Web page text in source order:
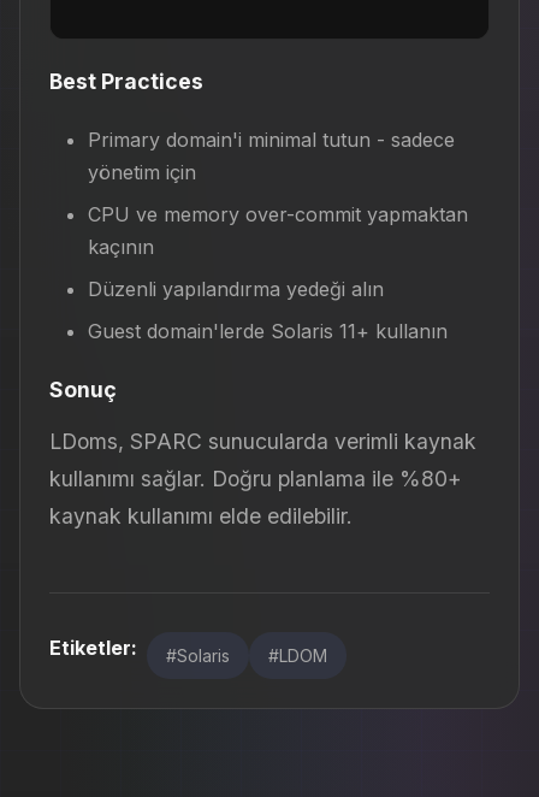
Best Practices
Primary domain'i minimal tutun - sadece
yönetim için
CPU ve memory over-commit yapmaktan
kaçının
Düzenli yapılandırma yedeği alın
Guest domain'lerde Solaris 11+ kullanın
Sonuç
LDoms, SPARC sunucularda verimli kaynak
kullanımı sağlar. Doğru planlama ile %80+
kaynak kullanımı elde edilebilir.
Etiketler: #Solaris #LDOM